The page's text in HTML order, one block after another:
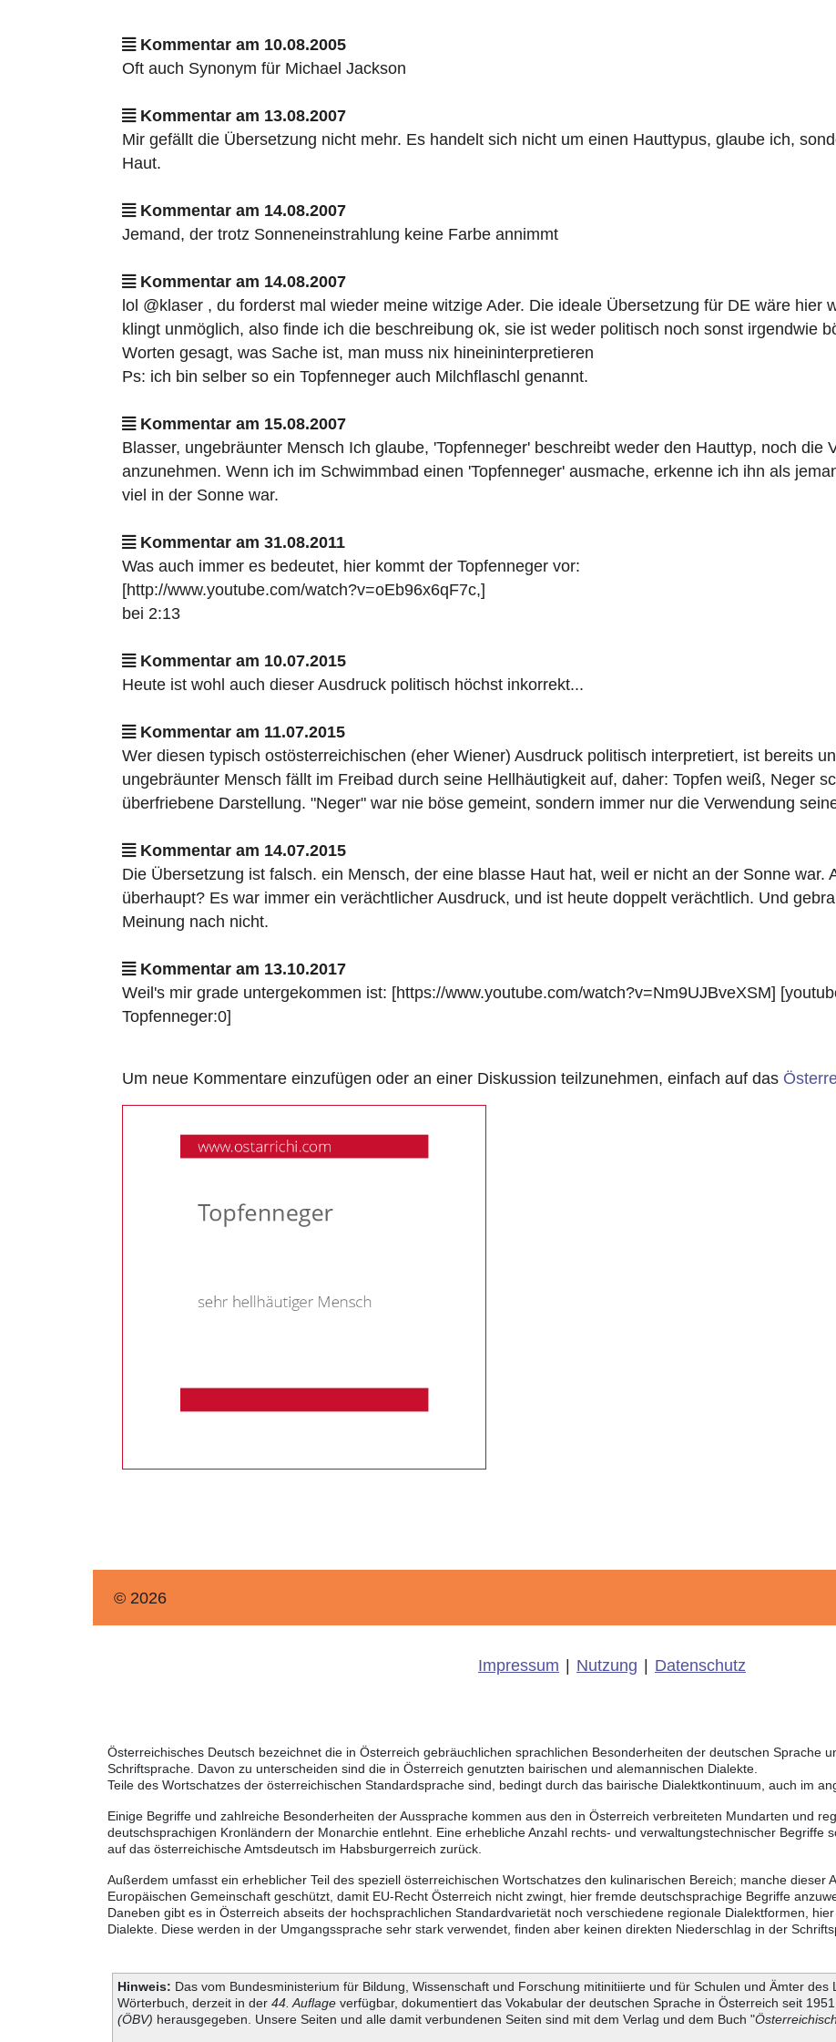
Kommentar am 10.08.2005
Oft auch Synonym für Michael Jackson
Kommentar am 13.08.2007
Mir gefällt die Übersetzung nicht mehr. Es handelt sich nicht um einen Hauttypus, glaube ich,
Haut.
Kommentar am 14.08.2007
Jemand, der trotz Sonneneinstrahlung keine Farbe annimmt
Kommentar am 14.08.2007
lol @klaser , du forderst mal wieder meine witzige Ader. Die ideale Übersetzung für DE wäre hier
klingt unmöglich, also finde ich die beschreibung ok, sie ist weder politisch noch sonst irgendwie
Worten gesagt, was Sache ist, man muss nix hineininterpretieren
Ps: ich bin selber so ein Topfenneger auch Milchflaschl genannt.
Kommentar am 15.08.2007
Blasser, ungebräunter Mensch Ich glaube, 'Topfenneger' beschreibt weder den Hauttyp, noch die
anzunehmen. Wenn ich im Schwimmbad einen 'Topfenneger' ausmache, erkenne ich ihn als
viel in der Sonne war.
Kommentar am 31.08.2011
Was auch immer es bedeutet, hier kommt der Topfenneger vor:
[http://www.youtube.com/watch?v=oEb96x6qF7c,]
bei 2:13
Kommentar am 10.07.2015
Heute ist wohl auch dieser Ausdruck politisch höchst inkorrekt...
Kommentar am 11.07.2015
Wer diesen typisch ostösterreichischen (eher Wiener) Ausdruck politisch interpretiert, ist bereits
ungebräunter Mensch fällt im Freibad durch seine Hellhäutigkeit auf, daher: Topfen weiß, Neger
überfriebene Darstellung. "Neger" war nie böse gemeint, sondern immer nur die Verwendung
Kommentar am 14.07.2015
Die Übersetzung ist falsch. ein Mensch, der eine blasse Haut hat, weil er nicht an der Sonne war.
überhaupt? Es war immer ein verächtlicher Ausdruck, und ist heute doppelt verächtlich. Und
Meinung nach nicht.
Kommentar am 13.10.2017
Weil's mir grade untergekommen ist: [https://www.youtube.com/watch?v=Nm9UJBveXSM]
Topfenneger:0]
Um neue Kommentare einzufügen oder an einer Diskussion teilzunehmen, einfach auf das
© 2026
Impressum Nutzung Datenschutz
Österreichisches Deutsch bezeichnet die in Österreich gebräuchlichen sprachlichen Besonderheiten der deutschen Sprache
Schriftsprache. Davon zu unterscheiden sind die in Österreich genutzten bairischen und alemannischen Dialekte.
Teile des Wortschatzes der österreichischen Standardsprache sind, bedingt durch das bairische Dialektkontinuum, auch im
Einige Begriffe und zahlreiche Besonderheiten der Aussprache kommen aus den in Österreich verbreiteten Mundarten und
deutschsprachigen Kronländern der Monarchie entlehnt. Eine erhebliche Anzahl rechts- und verwaltungstechnischer Begriffe
auf das österreichische Amtsdeutsch im Habsburgerreich zurück.
Außerdem umfasst ein erheblicher Teil des speziell österreichischen Wortschatzes den kulinarischen Bereich; manche dieser
Europäischen Gemeinschaft geschützt, damit EU-Recht Österreich nicht zwingt, hier fremde deutschsprachige Begriffe
Daneben gibt es in Österreich abseits der hochsprachlichen Standardvarietät noch verschiedene regionale Dialektformen,
Dialekte. Diese werden in der Umgangssprache sehr stark verwendet, finden aber keinen direkten Niederschlag in der
Hinweis: Das vom Bundesministerium für Bildung, Wissenschaft und Forschung mitinitiierte und für Schulen und Ämter
Wörterbuch, derzeit in der 44. Auflageverfügbar, dokumentiert das Vokabular der deutschen Sprache in Österreich seit
(ÖBV) herausgegeben. Unsere Seiten und alle damit verbundenen Seiten sind mit dem Verlag und dem Buch "